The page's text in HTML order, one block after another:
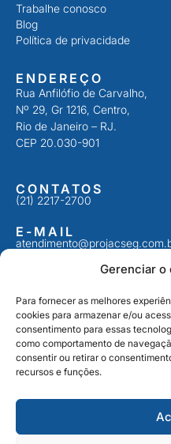
Gerenciar o
Para fornecer as melhores
cookies para armazenar e/ou
consentimento para essas
como comportamento de
consentir ou retirar o
recursos e funções.
Trabalhe conosco
Blog
Política de privacidade
ENDEREÇO
Rua Anfilófio de Carvalho,
Nº 29, Gr 1216, Centro,
Rio de Janeiro – RJ.
CEP 20.030-901
CONTATOS
(21) 2217-2700
E-MAIL
Acompanhe as novidades e
consórcios.
© 2026 PROJACSEG